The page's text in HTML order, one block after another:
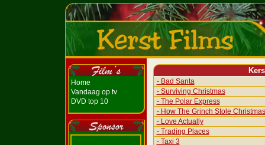
Home
Vandaag op tv
DVD top 10
- Bad Santa
- Surviving Christmas
- The Polar Express
- How The Grinch Stole Christmas
- Love Actually
- Trading Places
- Taxi 3